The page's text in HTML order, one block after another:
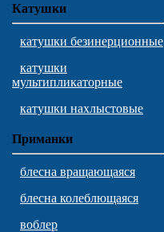
Катушки
катушки безинерционные
катушки
мультипликаторные
катушки нахлыстовые
Приманки
блесна вращающаяся
блесна колеблющаяся
воблер